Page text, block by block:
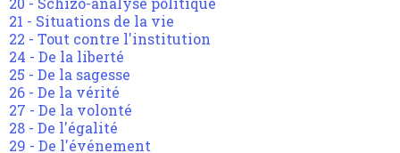
21 - Situations de la vie
22 - Tout contre l'institution
24 - De la liberté
25 - De la sagesse
26 - De la vérité
27 - De la volonté
28 - De l'égalité
29 - De l'événement